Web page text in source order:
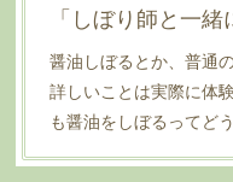
「しぼり師と一緒
醤油しぼるとか、普通
詳しいことは実際に体
も醤油をしぼるってど